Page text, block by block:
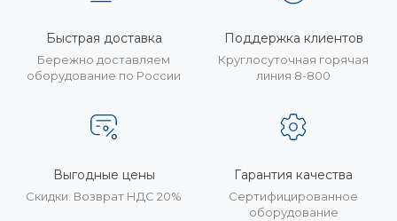
Быстрая доставка
Бережно доставляем
оборудование по России
Поддержка клиентов
Круглосуточная горячая
линия 8-800
Выгодные цены
Скидки. Возврат НДС 20%
Гарантия качества
Сертифицированное
оборудование